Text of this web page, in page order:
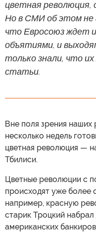
цветная революция,
Но в СМИ об этом не
что Евросоюз ждет
объятиями, и
только знали, что
статьи.
Вне поля зрения
несколько недель
цветная революция —
Тбилиси.
Цветные революции с
происходят уже более
например, красную
старик Троцкий набрал
американских